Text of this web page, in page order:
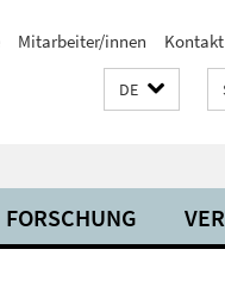
Mitarbeiter/innen Kontakt
DE
FORSCHUNG